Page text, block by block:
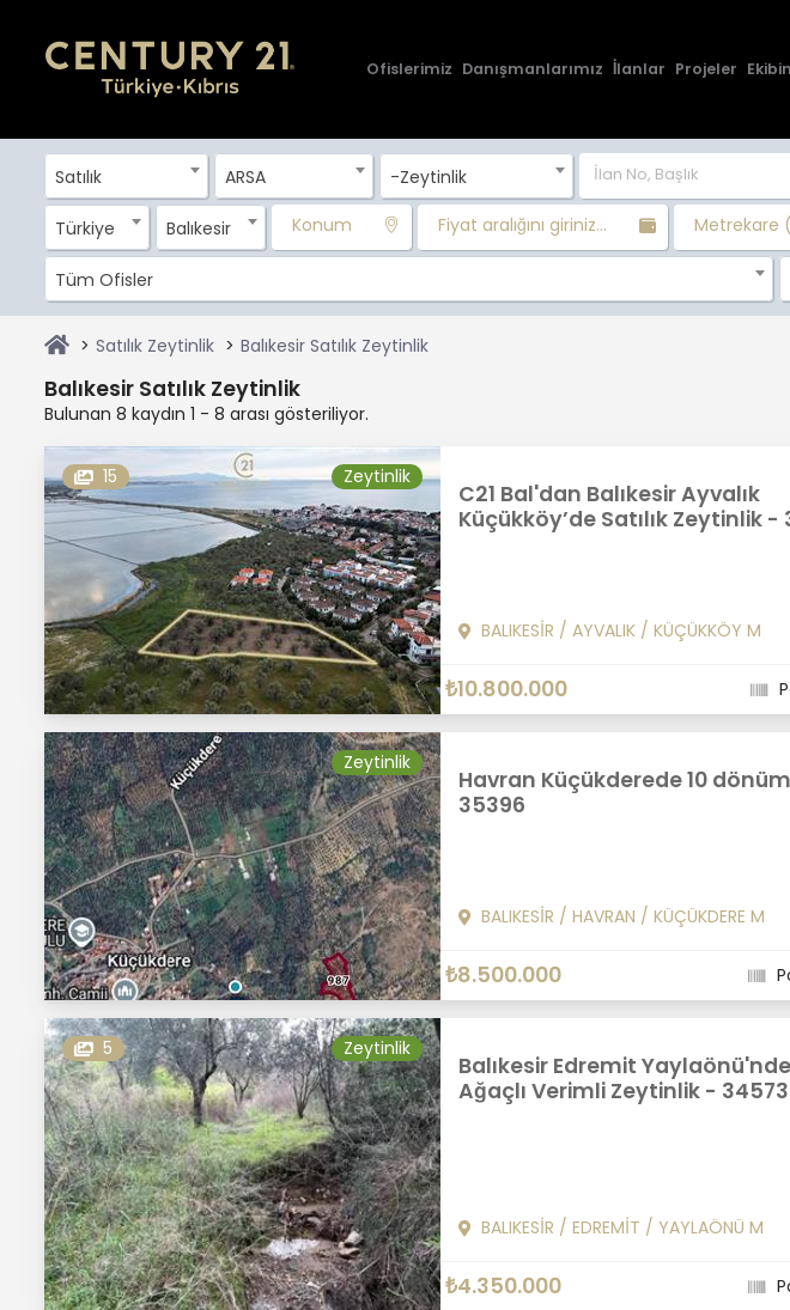
Ofislerimiz Danışmanlarımız İlanlar Projeler
Satılık ARSA -Zeytinlik
Türkiye Balıkesir Konum Fiyat aralığını giriniz... Metrekare
Tüm Ofisler
Satılık Zeytinlik Balıkesir Satılık Zeytinlik
Balıkesir Satılık Zeytinlik
Bulunan 8 kaydın 1 - 8 arası gösteriliyor.
15 Zeytinlik
C21 Bal'dan Balıkesir Ayvalık
Küçükköy’de Satılık Zeytinlik -
BALIKESİR / AYVALIK/ KÜÇÜKKÖY M
₺10.800.000
Zeytinlik
Havran Küçükderede 10
35396
BALIKESİR / HAVRAN / KÜÇÜKDERE M
₺8.500.000
5 Zeytinlik
Balıkesir Edremit
Ağaçlı Verimli Zeytinlik - 34573
BALIKESİR / EDREMİT / YAYLAÖNÜ M
₺4.350.000